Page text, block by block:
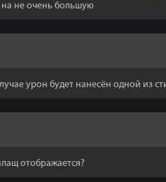
не очень большую
урон будет нанесён одной из
отображается?